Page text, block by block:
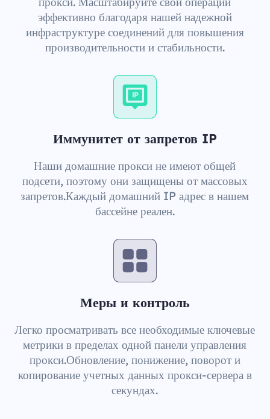
эффективно благодаря нашей надежной
инфраструктуре соединений для повышения
производительности и стабильности.
Иммунитет от запретов IP
Наши домашние прокси не имеют общей
подсети, поэтому они защищены от массовых
запретов.Каждый домашний IP адрес в нашем
бассейне реален.
Меры и контроль
Легко просматривать все необходимые ключевые
метрики в пределах одной панели управления
прокси.Обновление, понижение, поворот и
копирование учетных данных прокси-сервера в
секундах.